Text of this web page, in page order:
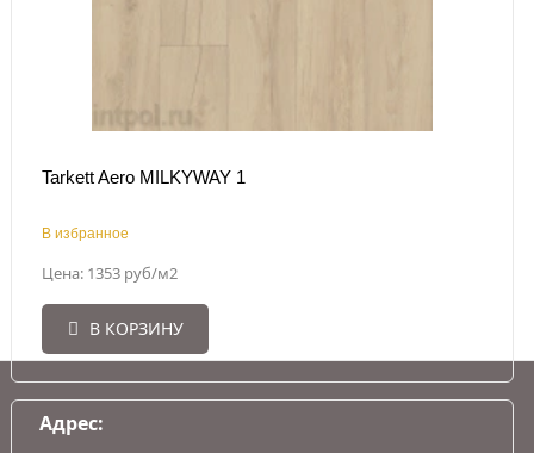
Tarkett Aero MILKYWAY 1
В избранное
Цена: 1353 руб/м2
В КОРЗИНУ
Адрес: